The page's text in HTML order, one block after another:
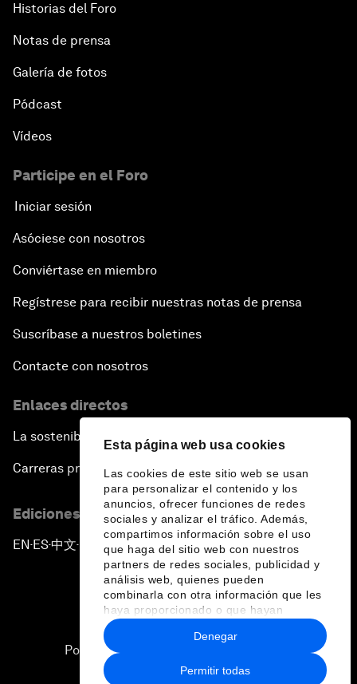
Esta página web usa cookies
Las cookies de este sitio web se usan
para personalizar el contenido y los
anuncios, ofrecer funciones de redes
sociales y analizar el tráfico. Además,
compartimos información sobre el uso
que haga del sitio web con nuestros
partners de redes sociales, publicidad y
análisis web, quienes pueden
combinarla con otra información que les
haya proporcionado o que hayan
recopilado a partir del uso que haya
hecho de sus servicios.
Permitir todas
Denegar
Historias del Foro
Notas de prensa
Galería de fotos
Pódcast
Vídeos
Participe en el Foro
Iniciar sesión
Asóciese con nosotros
Conviértase en miembro
Regístrese para recibir nuestras notas de prensa
Suscríbase a nuestros boletines
Contacte con nosotros
Enlaces directos
La sostenibilidad en el Foro
Carreras profesionales
Ediciones en otros idiomas
EN ▪ES▪中文▪ 日本語
Política de privacidad y normas de uso
Sitemap